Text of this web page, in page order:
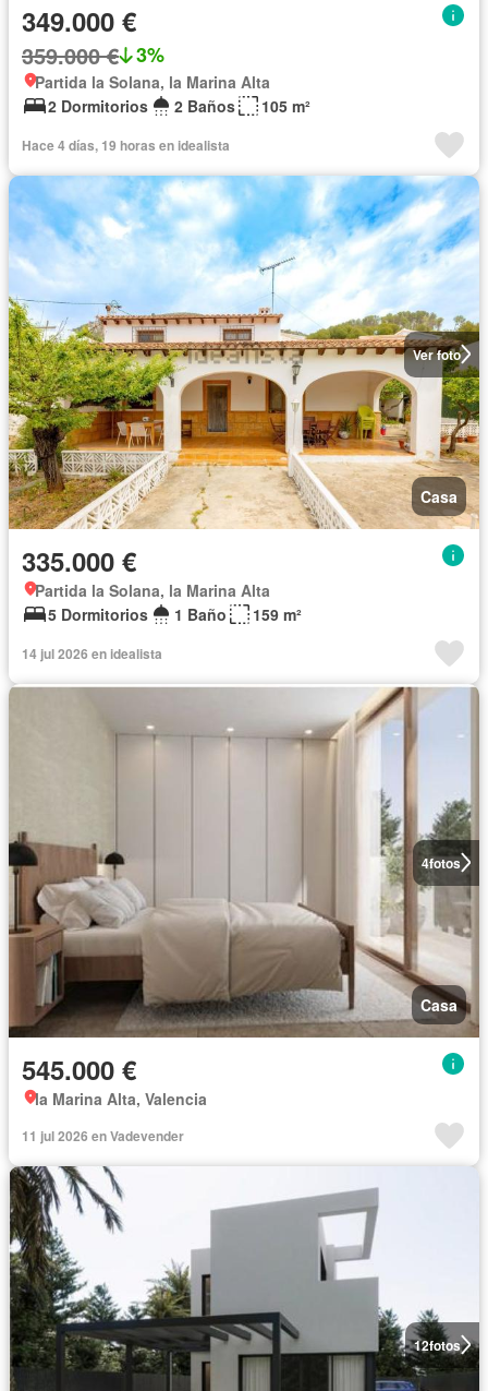
349.000 €
359.000 € 3%
Partida la Solana, la Marina Alta
2 Dormitorios
2 Baños 105 m²
Hace 4 días, 19 horas en idealista
Ver foto
Casa
335.000 €
Partida la Solana, la Marina Alta
5 Dormitorios
1 Baño 159 m²
14 jul 2026 en idealista
4fotos
Casa
545.000 €
la Marina Alta, Valencia
11 jul 2026 en Vadevender
12fotos